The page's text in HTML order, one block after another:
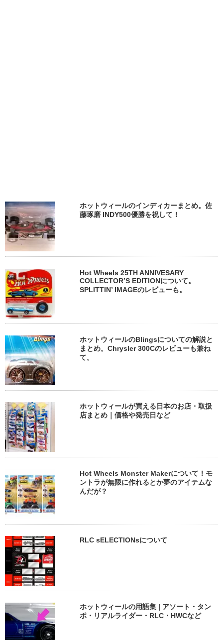
ホットウィールのインディカーまとめ。佐
藤琢磨 INDY500優勝を祝して！
Hot Wheels 25TH ANNIVESARY
COLLECTOR’S EDITIONについて。
SPLITTIN’ IMAGEのレビューも。
ホットウィールのBlingsについての解説と
まとめ。Chrysler 300Cのレビューも兼ね
て。
ホットウィールが買える日本のお店・取扱
店まとめ｜価格や発売日など
Hot Wheels Monster Makerについて！モ
ントラが無限に作れるとか夢のアイテムな
んだが？
RLC sELECTIONsについて
ホットウィールの用語集 | アソート・タン
ポ・リアルライダー・RLC・HWCなど